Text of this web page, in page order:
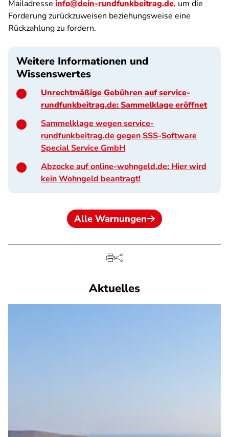
Mailadresse info@dein-rundfunkbeitrag.de, um die
Forderung zurückzuweisen beziehungsweise eine
Rückzahlung zu fordern.
Weitere Informationen und
Wissenswertes
Unrechtmäßige Gebühren auf service-
rundfunkbeitrag.de: Sammelklage eröffnet
Sammelklage wegen service-
rundfunkbeitrag.de gegen SSS-Software
Special Service GmbH
Abzocke auf online-wohngeld.de: Hier wird
kein Wohngeld beantragt!
Alle Warnungen
Aktuelles